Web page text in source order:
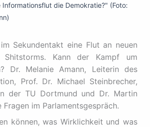
die Demokratie?" (Foto:
Sekundentakt eine Flut an neuen
Shitstorms. Kann der Kampf um
Dr. Melanie Amann, Leiterin des
Prof. Dr. Michael Steinbrecher,
der TU Dortmund und Dr. Martin
im Parlamentsgespräch.
können, was Wirklichkeit und was